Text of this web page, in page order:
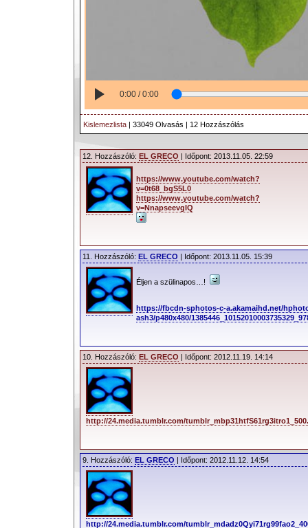
0:00 / 0:00
Kislemezlista | 33049 Olvasás | 12 Hozzászólás
12. Hozzászóló: EL GRECO | Időpont: 2013.11.05. 22:59
https://www.youtube.com/watch?
v=0t68_bgS5L0
https://www.youtube.com/watch?
v=NnapseevgIQ
11. Hozzászóló: EL GRECO | Időpont: 2013.11.05. 15:39
Éljen a szülinapos…!
https://fbcdn-sphotos-c-a.akamaihd.net/
ash3/p480x480/
10. Hozzászóló: EL GRECO | Időpont: 2012.11.19. 14:14
http://24.media.tumblr.com/
9. Hozzászóló: EL GRECO | Időpont: 2012.11.12. 14:54
http://24.media.tumblr.com/